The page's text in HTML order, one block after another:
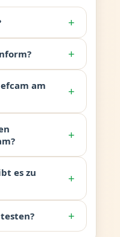
+
+
am
+
+
es zu
+
+